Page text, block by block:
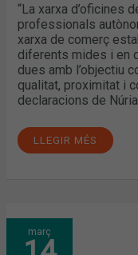
“La xarxa d’oficines
professionals
xarxa de comerç
diferents mides i en
dues amb l’objectiu
qualitat, proximitat i
declaracions de
COMERÇ”
LLEGIR MÉS
març
LA
VICEPRESIDENTA
DEL